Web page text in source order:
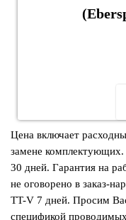
Цена включает
замене комплектующих.
30 дней. Гарантия на
не оговорено в заказ-
TT-V 7 дней. Просим
спецификой